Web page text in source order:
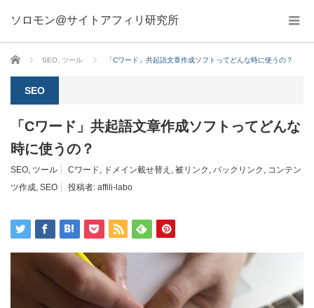
ソロモン@サイトアフィリ研究所
ホーム SEO ツール 「Cワード」共起語文章作成ソフトってどんな時に使うの？
SEO
「Cワード」共起語文章作成ソフトってどんな
時に使うの？
SEO, ツール Cワード, ドメイン載せ替え , 被リンク , バックリンク , コンテン
ツ作成, SEO 投稿者: affili-labo